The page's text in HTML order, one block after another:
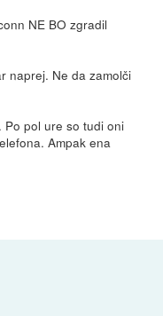
NE BO zgradil
naprej. Ne da zamolči
Po pol ure so tudi oni
Ampak ena